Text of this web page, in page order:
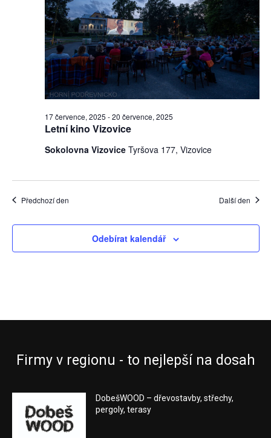
Akce
Letní kino Vizovice
17 července, 2025 -20 července, 2025
Sokolovna Vizovice Tyršova 177, Vizovice
Předchozí den Další den
Odebírat kalendář
Firmy v regionu - to nejlepší na dosah
DobešWOOD – dřevostavby, střechy,
pergoly, terasy